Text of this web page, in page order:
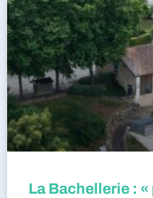
La Bachellerie :